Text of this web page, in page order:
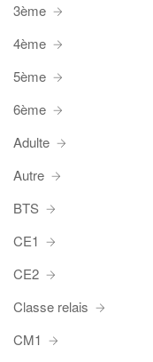
3ème
4ème
5ème
6ème
Adulte
Autre
BTS
CE1
CE2
Classe relais
CM1